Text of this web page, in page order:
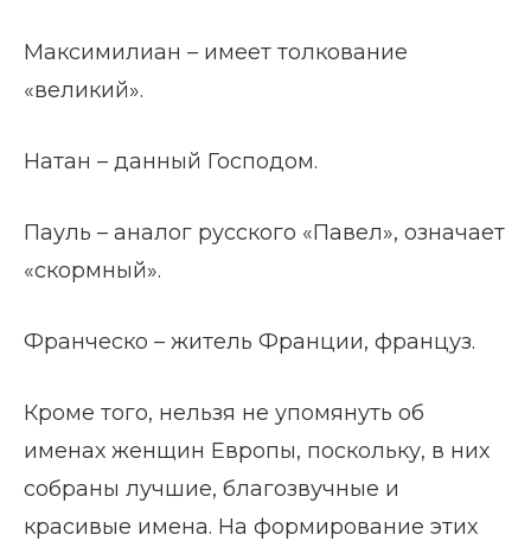
Максимилиан – имеет толкование
«великий».
Натан – данный Господом.
Пауль – аналог русского «Павел», означает
«скормный».
Франческо – житель Франции, француз.
Кроме того, нельзя не упомянуть об
именах женщин Европы, поскольку, в них
собраны лучшие, благозвучные и
красивые имена. На формирование этих